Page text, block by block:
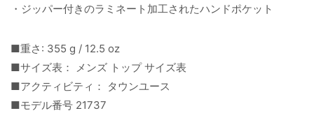
・ジッパー付きのラミネート加工されたハンドポケット
■重さ: 355 g / 12.5 oz
■サイズ表： メンズ トップ サイズ表
■アクティビティ： タウンユース
■モデル番号 21737